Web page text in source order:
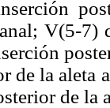
V(5-7)
de la aleta
de la